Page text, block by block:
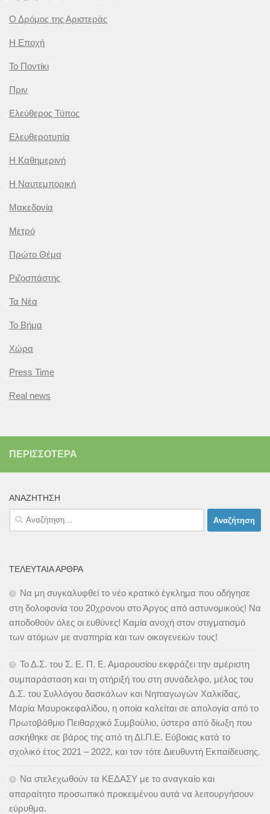
Ο Δρόμος της Αριστεράς
Η Εποχή
Το Ποντίκι
Πριν
Ελεύθερος Τύπος
Ελευθεροτυπία
Η Καθημερινή
Η Ναυτεμπορική
Μακεδονία
Μετρό
Πρώτο Θέμα
Ριζοσπάστης
Τα Νέα
Το Βήμα
Χώρα
Press Time
Real news
ΠΕΡΙΣΣΌΤΕΡΑ
ΑΝΑΖΉΤΗΣΗ
Αναζήτηση
για:
ΤΕΛΕΥΤΑΊΑ ΆΡΘΡΑ
Να μη συγκαλυφθεί το νέο κρατικό έγκλημα που οδήγησε
στη δολοφονία του 20χρονου στο Άργος από αστυνομικούς! Να
αποδοθούν όλες οι ευθύνες! Καμία ανοχή στον στιγματισμό
των ατόμων με αναπηρία και των οικογενειών τους!
Το Δ.Σ. του Σ. Ε. Π. Ε. Αμαρουσίου εκφράζει την αμέριστη
συμπαράσταση και τη στήριξή του στη συνάδελφο, μέλος του
Δ.Σ. του Συλλόγου δασκάλων και Νηπιαγωγών Χαλκίδας,
Μαρία Μαυροκεφαλίδου, η οποία καλείται σε απολογία από το
Πρωτοβάθμιο Πειθαρχικό Συμβούλιο, ύστερα από δίωξη που
ασκήθηκε σε βάρος της από τη ΔΙ.Π.Ε. Εύβοιας κατά το
σχολικό έτος 2021 – 2022, και τον τότε Διευθυντή Εκπαίδευσης.
Να στελεχωθούν τα ΚΕΔΑΣΥ με το αναγκαίο και
απαραίτητο προσωπικό προκειμένου αυτά να λειτουργήσουν
εύρυθμα.